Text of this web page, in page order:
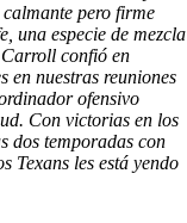
pero firme
una especie de mezcla
confió en
en nuestras reuniones
ofensivo
Con victorias en los
dos temporadas con
Texans les está yendo